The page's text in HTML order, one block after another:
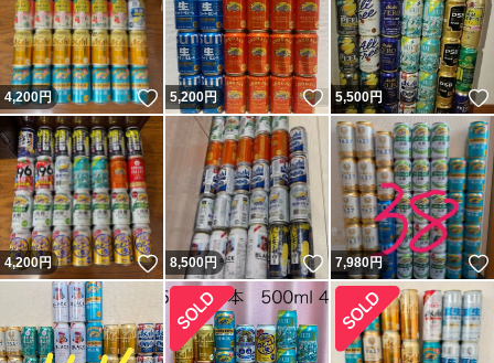
4,200円 いいね！
5,200円 いいね！
5,500円
4,200円 いいね！
8,500円 いいね！
7,980円